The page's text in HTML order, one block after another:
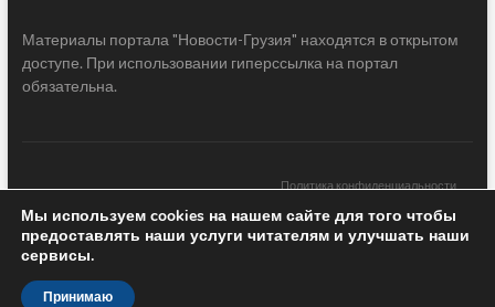
Материалы портала "Новости-Грузия" находятся в открытом
доступе. При использовании гиперссылка на портал
обязательна.
Политика конфиденциальности
Новости Грузии| Black Sea Press LTD © 2020 All Rights Reserved /
Design & development —
Мы используем cookies на нашем сайте для того чтобы
предоставлять наши услуги читателям и улучшать наши
сервисы.
Принимаю